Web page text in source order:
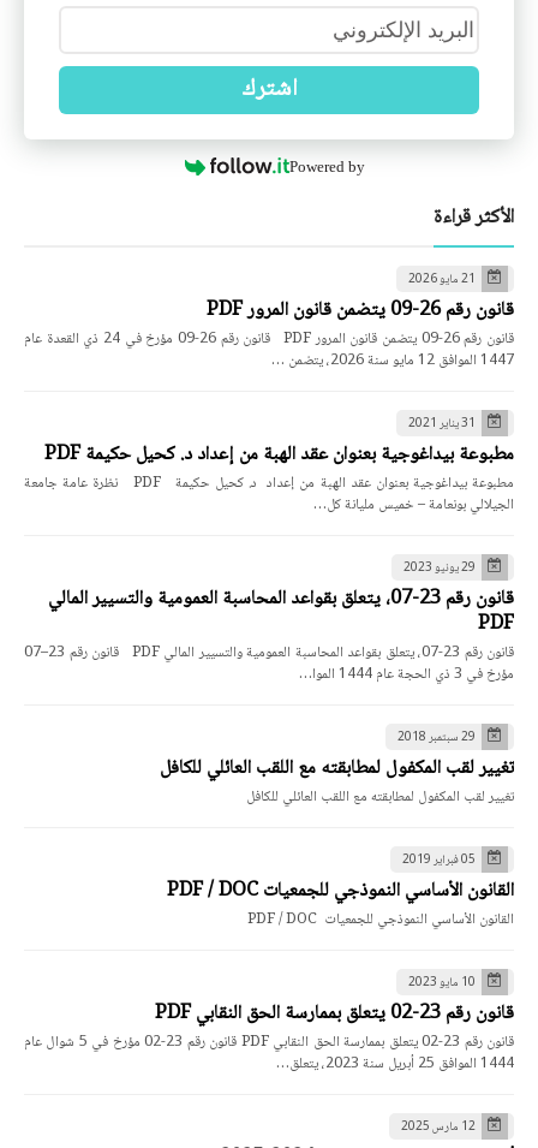
اشترك
Powered by
الأكثر قراءة
21 مايو 2026
قانون رقم 26-09 يتضمن قانون المرور PDF
قانون رقم 26-09 يتضمن قانون المرور PDF قانون رقم 26-09 مؤرخ في 24 ذي القعدة عام
1447 الموافق 12 مايو سنة 2026، يتضمن …
31 يناير 2021
مطبوعة بيداغوجية بعنوان عقد الهبة من إعداد د. كحيل حكيمة PDF
مطبوعة بيداغوجية بعنوان عقد الهبة من إعداد د. كحيل حكيمة PDF نظرة عامة جامعة
الجيلالي بونعامة – خميس مليانة كل…
29 يونيو 2023
قانون رقم 23-07، يتعلق بقواعد المحاسبة العمومية والتسيير المالي
PDF
قانون رقم 23-07، يتعلق بقواعد المحاسبة العمومية والتسيير المالي PDF قانون رقم 23–07
مؤرخ في 3 ذي الحجة عام 1444 الموا…
29 سبتمبر 2018
تغيير لقب المكفول لمطابقته مع اللقب العائلي للكافل
تغيير لقب المكفول لمطابقته مع اللقب العائلي للكافل
05 فبراير 2019
القانون الأساسي النموذجي للجمعيات PDF / DOC
القانون الأساسي النموذجي للجمعيات PDF / DOC
10 مايو 2023
قانون رقم 23-02 يتعلق بممارسة الحق النقابي PDF
قانون رقم 23-02 يتعلق بممارسة الحق النقابي PDF قانون رقم 23-02 مؤرخ في 5 شوال عام
1444 الموافق 25 أبريل سنة 2023، يتعلق…
12 مارس 2025